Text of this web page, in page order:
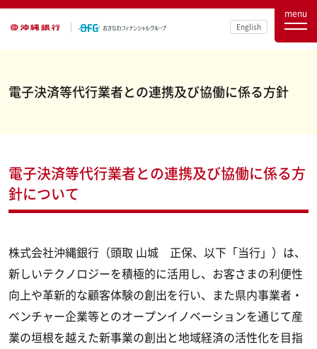
English
menu
電子決済等代行業者との連携及び協働に係る方針
電子決済等代行業者との連携及び協働に係る方
針について
株式会社沖縄銀行（頭取 山城 正保、以下「当行」）は、
新しいテクノロジーを積極的に活用し、お客さまの利便性
向上や革新的な顧客体験の創出を行い、また県内事業者・
ベンチャー企業等とのオープンイノベーションを通じて産
業の垣根を越えた新事業の創出と地域経済の活性化を目指